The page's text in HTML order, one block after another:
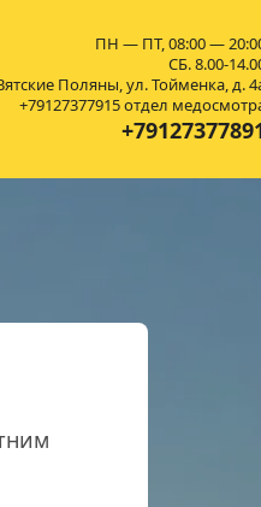
ПН — ПТ, 08:00 —
СБ. 8.00-
Поляны, ул. Тойменка, д.
+79127377915 отдел